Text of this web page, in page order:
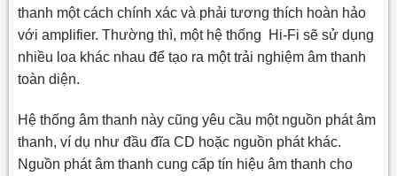
thanh một cách chính xác và phải tương thích hoàn hảo
với amplifier. Thường thì, một hệ thống Hi-Fi sẽ sử dụng
nhiều loa khác nhau để tạo ra một trải nghiệm âm thanh
toàn diện.
Hệ thống âm thanh này cũng yêu cầu một nguồn phát âm
thanh, ví dụ như đầu đĩa CD hoặc nguồn phát khác.
Nguồn phát âm thanh cung cấp tín hiệu âm thanh cho